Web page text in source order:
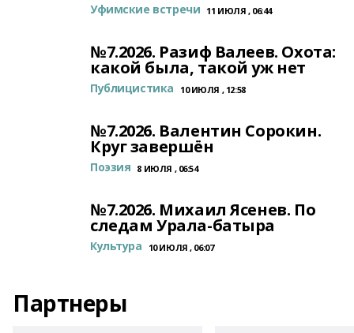
Уфимские встречи 11 ИЮЛЯ , 06:44
№7.2026. Разиф Валеев. Охота:
какой была, такой уж нет
Публицистика 10 ИЮЛЯ , 12:58
№7.2026. Валентин Сорокин.
Круг завершён
Поэзия 8 ИЮЛЯ , 06:54
№7.2026. Михаил Ясенев. По
следам Урала-батыра
Культура 10 ИЮЛЯ , 06:07
Партнеры